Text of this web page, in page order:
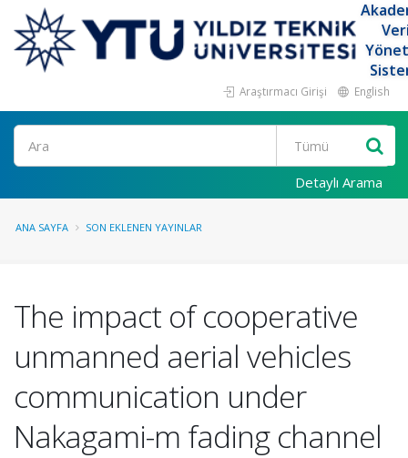
Araştırmacı Girişi English
Ara
Detaylı Arama
ANA SAYFA SON EKLENEN YAYINLAR
The impact of cooperative
unmanned aerial vehicles
communication under
Nakagami-m fading channel